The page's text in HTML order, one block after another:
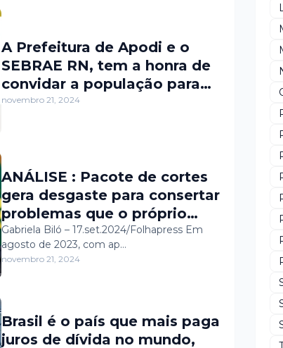
A Prefeitura de Apodi e o
SEBRAE RN, tem a honra de
convidar a população para
participar do evento para a
Loja do Sebrae em Apodi.
Quarta-feira, dia 27 de
novembro, às 8:30h, no
Calçadão da Lagoa, próximo
a Pizzaria Rei Artur.
novembro 21, 2024
ANÁLISE : Pacote de cortes
gera desgaste para consertar
problemas que o próprio
Governo Lula semeou
Gabriela Biló – 17.set.2024/Folhapress Em
agosto de 2023, com ap…
novembro 21, 2024
Brasil é o país que mais paga
juros de dívida no mundo,